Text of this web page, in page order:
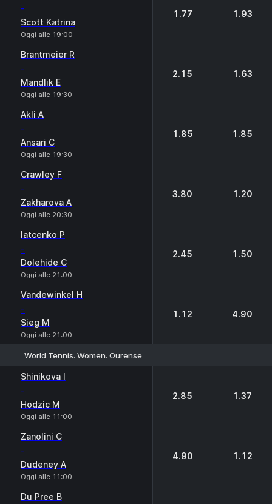
-
Scott Katrina
Oggi alle 19:00
1.77 1.93
Brantmeier R
-
Mandlik E
Oggi alle 19:30
2.15 1.63
Akli A
-
Ansari C
Oggi alle 19:30
1.85 1.85
Crawley F
-
Zakharova A
Oggi alle 20:30
3.80 1.20
Iatcenko P
-
Dolehide C
Oggi alle 21:00
2.45 1.50
Vandewinkel H
-
Sieg M
Oggi alle 21:00
1.12 4.90
World Tennis. Women. Ourense
Shinikova I
-
Hodzic M
Oggi alle 11:00
2.85 1.37
Zanolini C
-
Dudeney A
Oggi alle 11:00
4.90 1.12
Du Pree B